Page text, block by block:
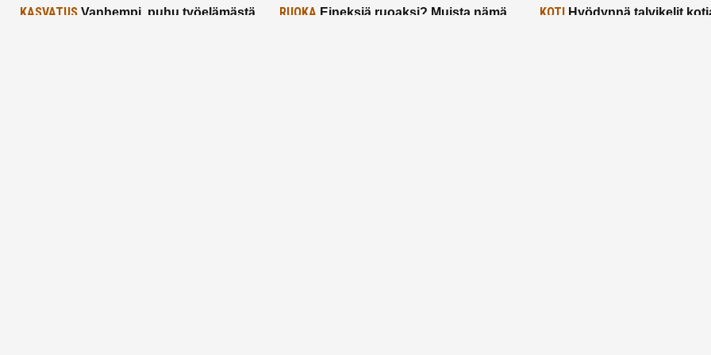
KASVATUS Vanhempi, puhu työelämästä
RUOKA Eineksiä ruoaksi? Muista nämä
KOTIHyödynnä talvikelit